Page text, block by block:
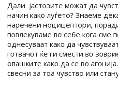
Дали јастозите можат да
начин како луѓето? Знаеме
наречени ноцицептори,
повлекуваме во себе кога сме
однесуваат како да
готвачот ќе ги смести во
опашките како да се во
свесни за тоа чувство или